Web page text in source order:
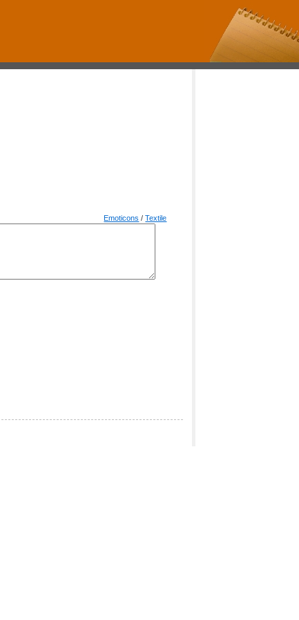
Emoticons /Textile